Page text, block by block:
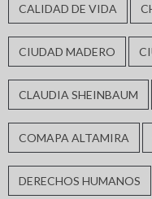
CALIDAD DE VIDA
CIUDAD MADERO
CLAUDIA SHEINBAUM
COMAPA ALTAMIRA
DERECHOS HUMANOS